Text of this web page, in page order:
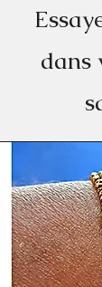
dans